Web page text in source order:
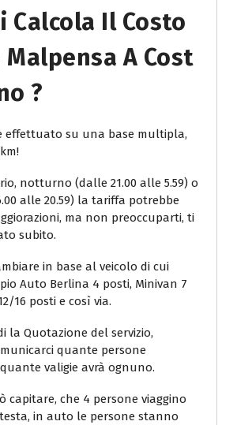
Calcola Il Costo
Malpensa A Cost
?
effettuato su una base multipla,
notturno (dalle 21.00 alle 5.59) o
alle 20.59) la tariffa potrebbe
ma non preoccuparti, ti
subito.
in base al veicolo di cui
Auto Berlina 4 posti, Minivan 7
16 posti e così via.
la Quotazione del servizio,
quante persone
valigie avrà ognuno.
capitare, che 4 persone viaggino
in auto le persone stanno